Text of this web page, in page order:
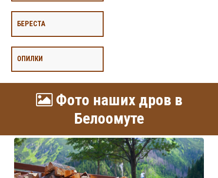
БЕРЕСТА
ОПИЛКИ
Фото наших дров в
Белоомуте